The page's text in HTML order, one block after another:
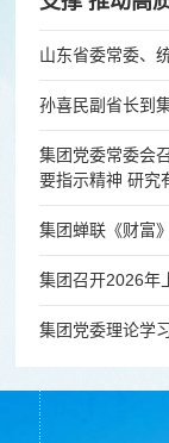
山东省委常委、
孙喜民副省长到
集团党委常委会
要指示精神 研究
集团蝉联《财富
集团召开2026年
集团党委理论学